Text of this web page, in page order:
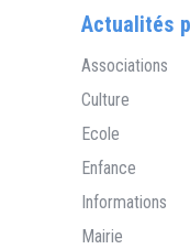
Actualités
Associations
Culture
Ecole
Enfance
Informations
Mairie